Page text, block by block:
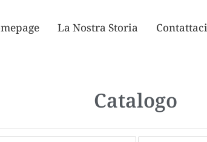
La Nostra Storia Contattaci
Catalogo